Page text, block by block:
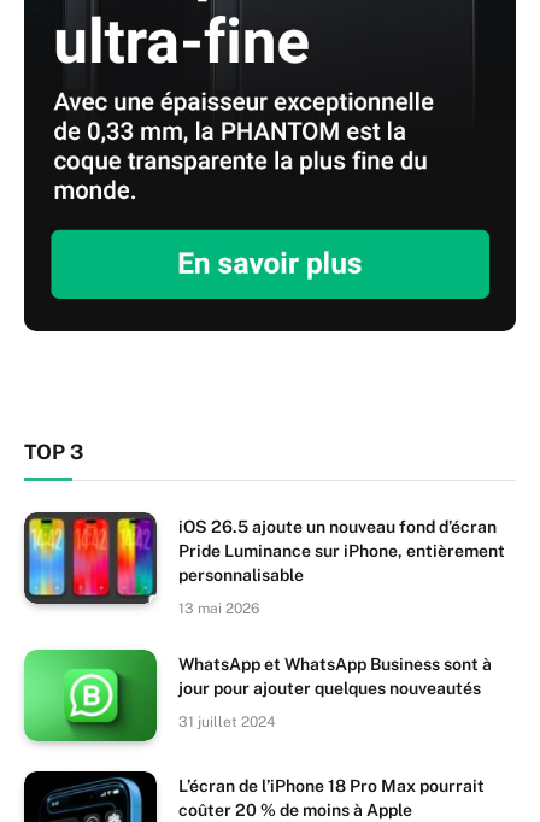
TOP 3
iOS 26.5 ajoute un nouveau fond d’écran
Pride Luminance sur iPhone, entièrement
personnalisable
13 mai 2026
WhatsApp et WhatsApp Business sont à
jour pour ajouter quelques nouveautés
31 juillet 2024
L’écran de l’iPhone 18 Pro Max pourrait
coûter 20 % de moins à Apple